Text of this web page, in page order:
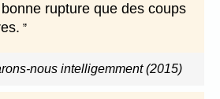
rupture que des coups
nous intelligemment (2015)